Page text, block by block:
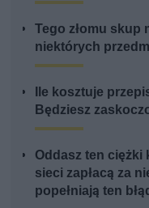
Tego złomu skup
niektórych
Ile kosztuje
Będziesz
Oddasz ten ciężki
sieci zapłacą za
popełniają ten